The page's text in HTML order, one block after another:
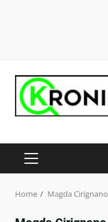
content
PRIMARY
Home Magda Cirignano